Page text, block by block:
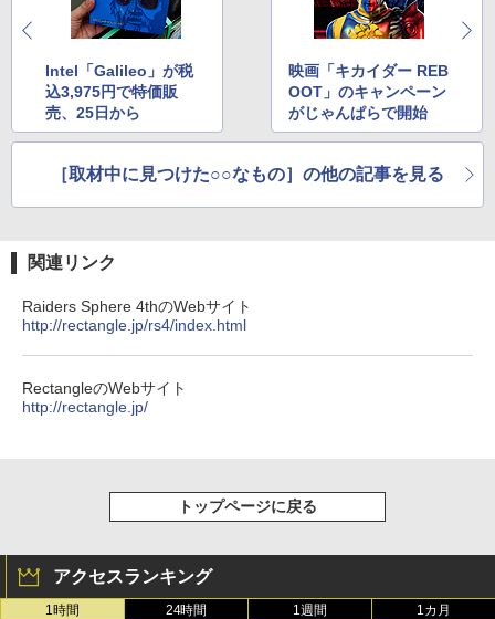
Intel「Galileo」が税
込3,975円で特価販
売、25日から
映画「キカイダー REB
OOT」のキャンペーン
がじゃんぱらで開始
［取材中に見つけた○○なもの］の他の記事を見る
関連リンク
Raiders Sphere 4thのWebサイト
http://rectangle.jp/rs4/index.html
RectangleのWebサイト
http://rectangle.jp/
トップページに戻る
アクセスランキング
1時間 24時間 1週間 1カ月